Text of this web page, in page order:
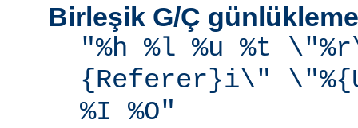
Birleşik G/Ç
"%h %l %u %t
{Referer}i\"
%I %O"